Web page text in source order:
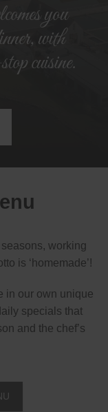
you
with
cuisine.
working
is ‘homemade’!
in our own unique
specials that
and the chef’s